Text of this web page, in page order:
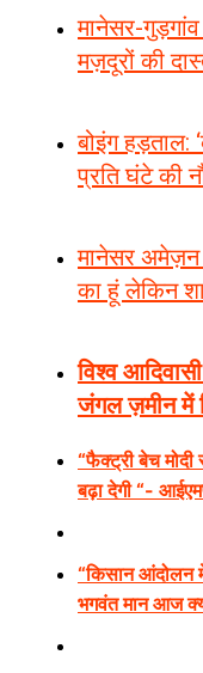
मानेसर-
मज़दूरों की
बोइंग
प्रति घंटे की
मानेसर अमेज़न
का हूं लेकिन
विश्व
जंगल ज़मीन में
“फैक्ट्री बेच
बढ़ा देगी “-
“किसान आंदोलन
भगवंत मान आज